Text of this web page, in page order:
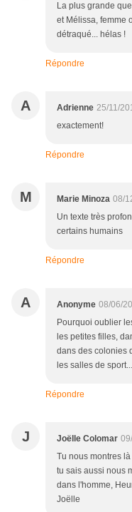
La plus grande
et Mélissa, femme
détraqué... hélas !
Répondre
A Adrienne 25/11/
exactement!
Répondre
M Marie Minoza 08/
Un texte très
certains humains
Répondre
A Anonyme 08/06/
Pourquoi oublier
les petites filles,
dans des colonies
les salles de
Répondre
J Joëlle Colomar
Tu nous montres
tu sais aussi nous
dans l'homme,
Joëlle